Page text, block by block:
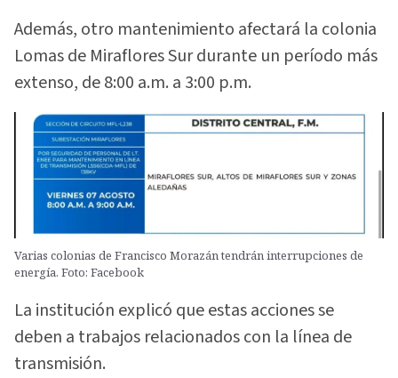
Además, otro mantenimiento afectará la colonia
Lomas de Miraflores Sur durante un período más
extenso, de 8:00 a.m. a 3:00 p.m.
Varias colonias de Francisco Morazán tendrán interrupciones de
energía. Foto: Facebook
La institución explicó que estas acciones se
deben a trabajos relacionados con la línea de
transmisión.